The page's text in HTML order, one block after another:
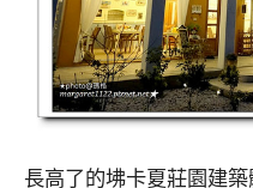
長高了的坲卡夏莊園建